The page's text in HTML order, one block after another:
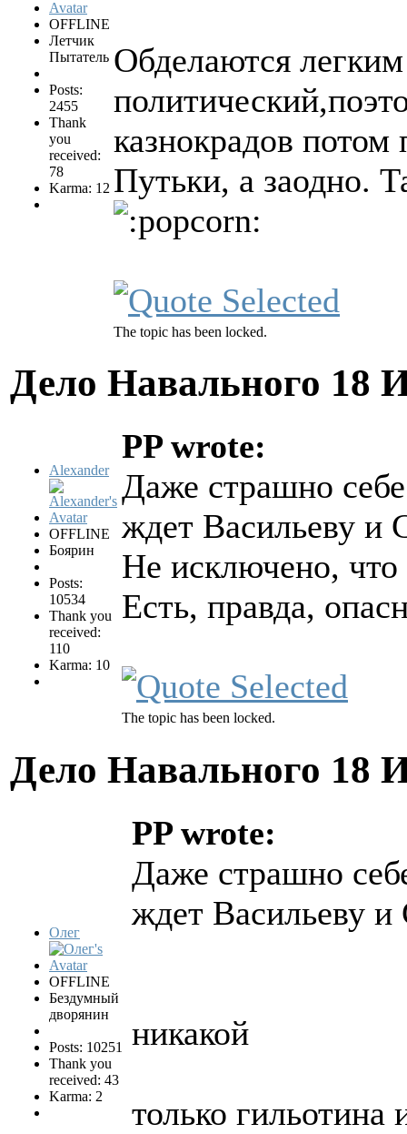
OFFLINE
Летчик
Пытатель
Posts:
2455
Thank
you
received:
78
Karma: 12
Обделаются
казнокрадов
Путьки, а заодно.
The topic has been locked.
Дело Навального 18
Alexander
OFFLINE
Боярин
Posts:
10534
Thank you
received:
110
Karma: 10
PP wrote:
Даже страшно
ждет Васильеву и
Не исключено, что
Есть, правда,
The topic has been locked.
Дело Навального 18
Олег
OFFLINE
Бездумный
дворянин
Posts: 10251
Thank you
received: 43
Karma: 2
PP wrote:
Даже страшно
ждет Васильеву и
никакой
только